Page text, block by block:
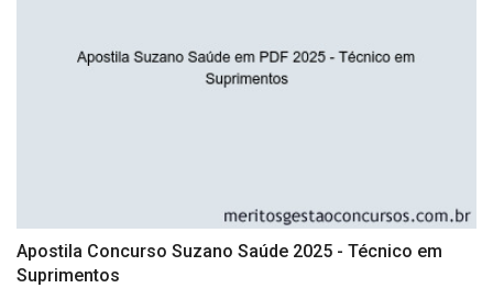
Apostila Concurso Suzano Saúde 2025 - Técnico em
Suprimentos